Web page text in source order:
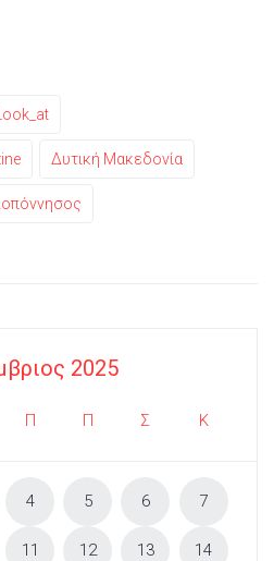
Look_at
Δυτική Μακεδονία
2025
Π Π Σ Κ
4 5 6 7
11 12 13 14